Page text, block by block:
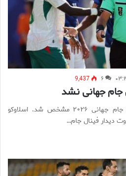
۶ 9,437
جام جهانی نشد
تیم داوری فینال و رده بندی جام جهانی ۲۰۲۶ مشخص شد. اسلاوکو
دیدار فینال جام…